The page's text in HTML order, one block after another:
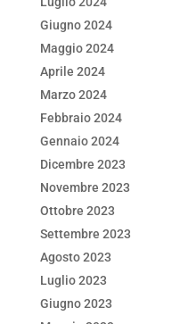
Giugno 2024
Maggio 2024
Aprile 2024
Marzo 2024
Febbraio 2024
Gennaio 2024
Dicembre 2023
Novembre 2023
Ottobre 2023
Settembre 2023
Agosto 2023
Luglio 2023
Giugno 2023